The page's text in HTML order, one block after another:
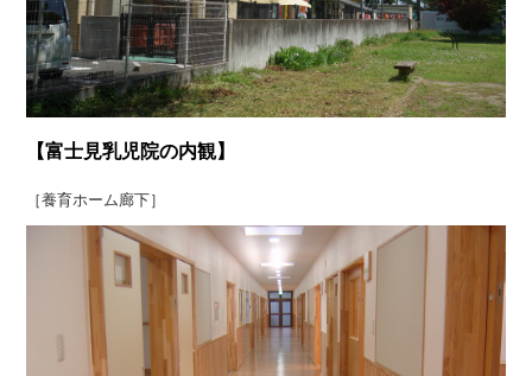
【富士見乳児院の内観】
［養育ホーム廊下］